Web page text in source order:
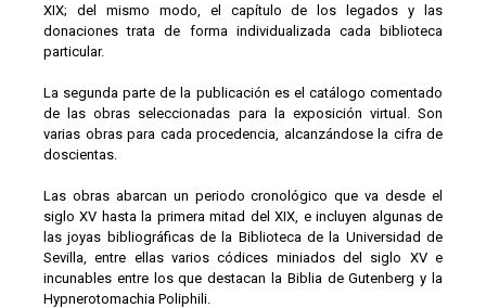
XIX; del mismo modo, el capítulo de los legados y las
donaciones trata de forma individualizada cada biblioteca
particular.
La segunda parte de la publicación es el catálogo comentado
de las obras seleccionadas para la exposición virtual. Son
varias obras para cada procedencia, alcanzándose la cifra de
doscientas.
Las obras abarcan un periodo cronológico que va desde el
siglo XV hasta la primera mitad del XIX, e incluyen algunas de
las joyas bibliográficas de la Biblioteca de la Universidad de
Sevilla, entre ellas varios códices miniados del siglo XV e
incunables entre los que destacan la Biblia de Gutenberg y la
Hypnerotomachia Poliphili.